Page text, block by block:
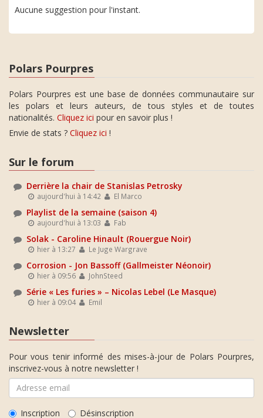
Aucune suggestion pour l'instant.
Polars Pourpres
Polars Pourpres est une base de données communautaire sur
les polars et leurs auteurs, de tous styles et de toutes
nationalités. Cliquez ici pour en savoir plus !
Envie de stats ? Cliquez ici !
Sur le forum
Derrière la chair de Stanislas Petrosky
aujourd'hui à 14:42 El Marco
Playlist de la semaine (saison 4)
aujourd'hui à 13:03 Fab
Solak - Caroline Hinault (Rouergue Noir)
hier à 13:27 Le Juge Wargrave
Corrosion - Jon Bassoff (Gallmeister Néonoir)
hier à 09:56 JohnSteed
Série « Les furies » – Nicolas Lebel (Le Masque)
hier à 09:04 Emil
Newsletter
Pour vous tenir informé des mises-à-jour de Polars Pourpres,
inscrivez-vous à notre newsletter !
Inscription Désinscription